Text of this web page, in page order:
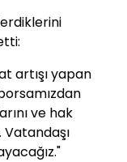
artışı yapan
ve hak